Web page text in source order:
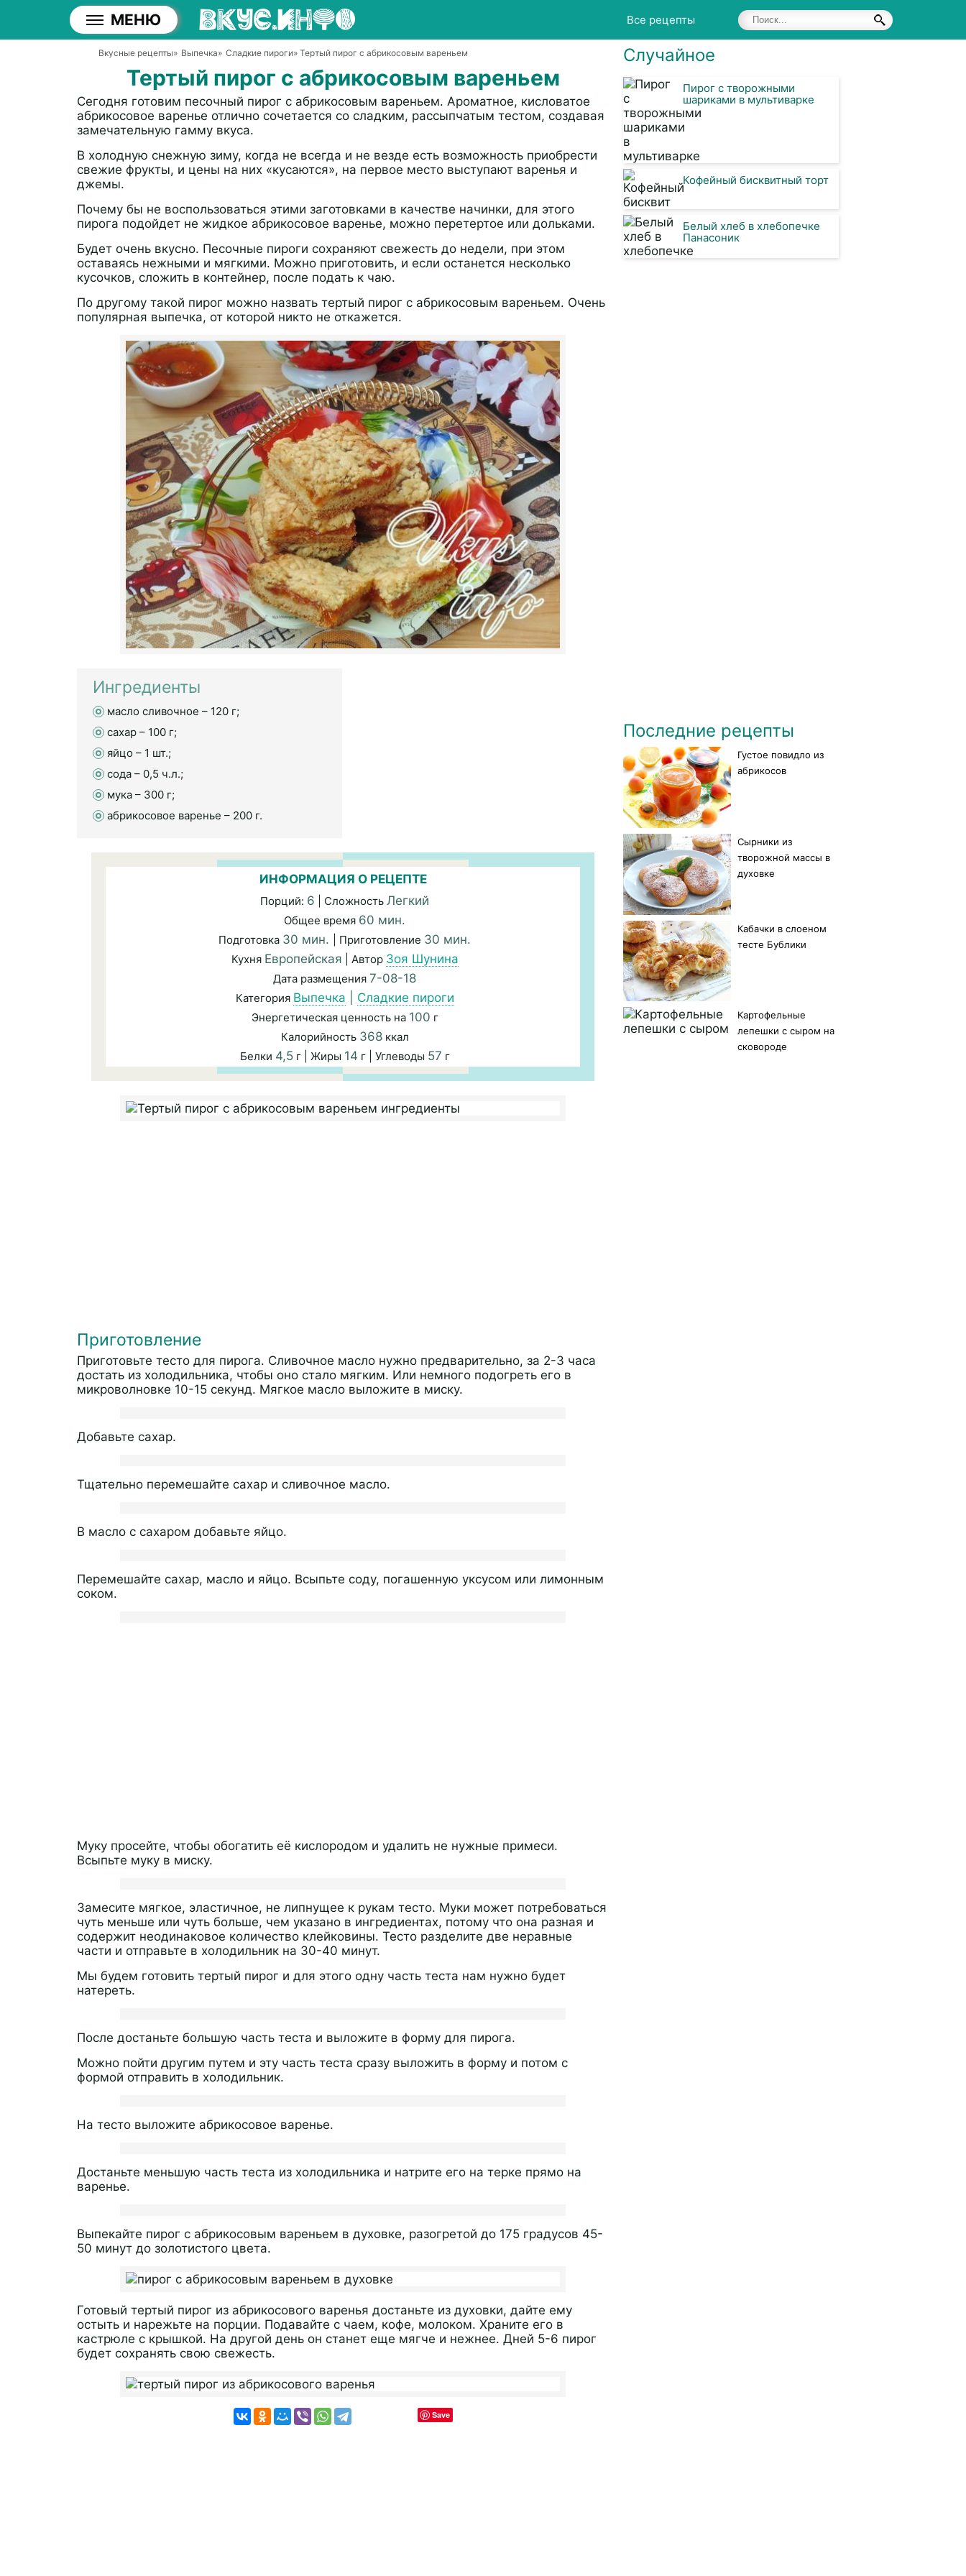
МЕНЮ Все рецепты
Вкусные рецепты» Выпечка» Сладкие пироги» Тертый пирог с абрикосовым вареньем
Тертый пирог с абрикосовым вареньем
Сегодня готовим песочный пирог с абрикосовым вареньем. Ароматное, кисловатое
абрикосовое варенье отлично сочетается со сладким, рассыпчатым тестом, создавая
замечательную гамму вкуса.
В холодную снежную зиму, когда не всегда и не везде есть возможность приобрести
свежие фрукты, и цены на них «кусаются», на первое место выступают варенья и
джемы.
Почему бы не воспользоваться этими заготовками в качестве начинки, для этого
пирога подойдет не жидкое абрикосовое варенье, можно перетертое или дольками.
Будет очень вкусно. Песочные пироги сохраняют свежесть до недели, при этом
оставаясь нежными и мягкими. Можно приготовить, и если останется несколько
кусочков, сложить в контейнер, после подать к чаю.
По другому такой пирог можно назвать тертый пирог с абрикосовым вареньем. Очень
популярная выпечка, от которой никто не откажется.
Ингредиенты
масло сливочное – 120 г;
сахар – 100 г;
яйцо – 1 шт.;
сода – 0,5 ч.л.;
мука – 300 г;
абрикосовое варенье – 200 г.
ИНФОРМАЦИЯ О РЕЦЕПТЕ
Порций: 6 | Сложность Легкий
Общее время 60 мин.
Подготовка 30 мин. | Приготовление 30 мин.
Кухня Европейская | Автор Зоя Шунина
Дата размещения 7-08-18
Категория Выпечка Сладкие пироги
Энергетическая ценность на 100 г
Калорийность 368ккал
Белки 4,5г | Жиры 14 г | Углеводы 57 г
Приготовление
Приготовьте тесто для пирога. Сливочное масло нужно предварительно, за 2-3 часа
достать из холодильника, чтобы оно стало мягким. Или немного подогреть его в
микроволновке 10-15 секунд. Мягкое масло выложите в миску.
Добавьте сахар.
Тщательно перемешайте сахар и сливочное масло.
В масло с сахаром добавьте яйцо.
Перемешайте сахар, масло и яйцо. Всыпьте соду, погашенную уксусом или лимонным
соком.
Муку просейте, чтобы обогатить её кислородом и удалить не нужные примеси.
Всыпьте муку в миску.
Замесите мягкое, эластичное, не липнущее к рукам тесто. Муки может потребоваться
чуть меньше или чуть больше, чем указано в ингредиентах, потому что она разная и
содержит неодинаковое количество клейковины. Тесто разделите две неравные
части и отправьте в холодильник на 30-40 минут.
Мы будем готовить тертый пирог и для этого одну часть теста нам нужно будет
натереть.
После достаньте большую часть теста и выложите в форму для пирога.
Можно пойти другим путем и эту часть теста сразу выложить в форму и потом с
формой отправить в холодильник.
На тесто выложите абрикосовое варенье.
Достаньте меньшую часть теста из холодильника и натрите его на терке прямо на
варенье.
Выпекайте пирог с абрикосовым вареньем в духовке, разогретой до 175 градусов 45-
50 минут до золотистого цвета.
Готовый тертый пирог из абрикосового варенья достаньте из духовки, дайте ему
остыть и нарежьте на порции. Подавайте с чаем, кофе, молоком. Храните его в
кастрюле с крышкой. На другой день он станет еще мягче и нежнее. Дней 5-6 пирог
будет сохранять свою свежесть.
Save
Случайное
Пирог с творожными
шариками в мультиварке
Кофейный бисквитный торт
Белый хлеб в хлебопечке
Панасоник
Последние рецепты
Густое повидло из
абрикосов
Сырники из
творожной массы в
духовке
Кабачки в слоеном
тесте Бублики
Картофельные
лепешки с сыром на
сковороде